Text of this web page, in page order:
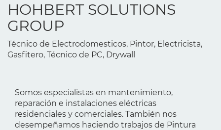
HOHBERT SOLUTIONS
GROUP
Técnico de Electrodomesticos, Pintor, Electricista,
Gasfitero, Técnico de PC, Drywall
Somos especialistas en mantenimiento,
reparación e instalaciones eléctricas
residenciales y comerciales. También nos
desempeñamos haciendo trabajos de Pintura